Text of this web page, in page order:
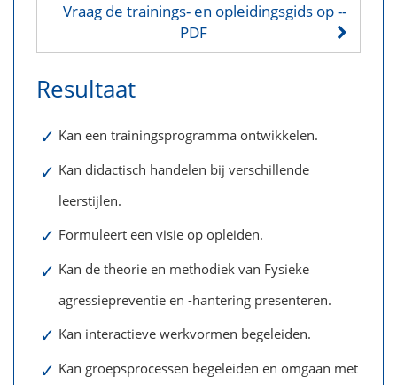
Vraag de trainings- en opleidingsgids op--
PDF
Resultaat
✓ Kan een trainingsprogramma ontwikkelen.
✓ Kan didactisch handelen bij verschillende
leerstijlen.
✓ Formuleert een visie op opleiden.
✓ Kan de theorie en methodiek van Fysieke
agressiepreventie en -hantering presenteren.
✓ Kan interactieve werkvormen begeleiden.
✓ Kan groepsprocessen begeleiden en omgaan met